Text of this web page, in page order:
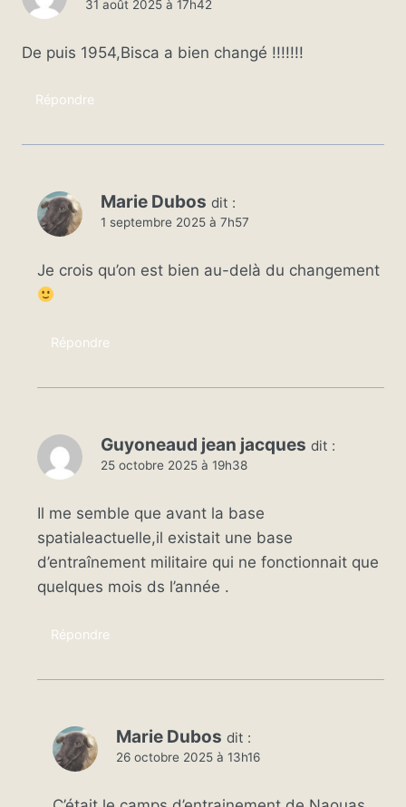
31 août 2025 à 17h42
De puis 1954,Bisca a bien changé !!!!!!!
Répondre
Marie Dubos dit :
1 septembre 2025 à 7h57
Je crois qu’on est bien au-delà du changement
Répondre
Guyoneaud jean jacques dit :
25 octobre 2025 à 19h38
Il me semble que avant la base
spatialeactuelle,il existait une base
d’entraînement militaire qui ne fonctionnait que
quelques mois ds l’année .
Répondre
Marie Dubos dit :
26 octobre 2025 à 13h16